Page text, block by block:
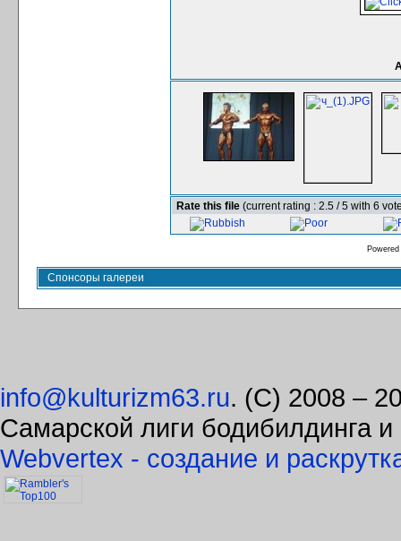
Rate this file (current rating : 2.5 / 5 with 6
Спонсоры галереи
info@kulturizm63.ru. (C) 2008 –
Самарской лиги бодибилдинга
Webvertex - создание и